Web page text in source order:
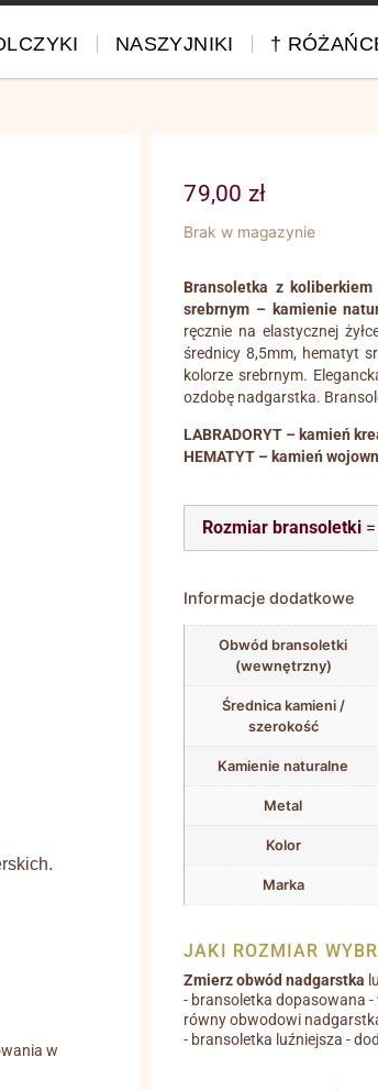
NASZYJNIKI †
w
79,00 zł
Brak w magazynie
Bransoletka z
srebrnym – kamienie
ręcznie na elastycznej
średnicy 8,5mm, hematyt
kolorze srebrnym.
ozdobę nadgarstka.
LABRADORYT – kamień
HEMATYT – kamień
Rozmiar bransoletki=
Informacje dodatkowe
Obwód bransoletki
(wewnętrzny)
Średnica kamieni /
szerokość
Kamienie naturalne
Metal
Kolor
Marka
JAKI ROZMIAR
Zmierz obwód nadgarstka
- bransoletka dopasowana
równy obwodowi
- bransoletka luźniejsza -